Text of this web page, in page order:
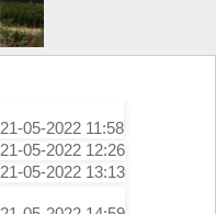
21-05-2022 11:58
21-05-2022 12:26
21-05-2022 13:13